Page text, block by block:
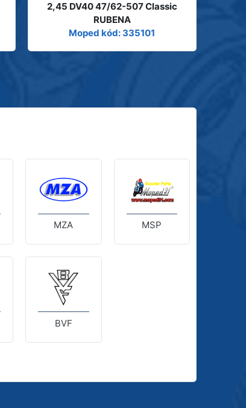
2,45 DV40 47/62-507 Classic
RUBENA
Moped kód: 335101
MZA MSP
BVF